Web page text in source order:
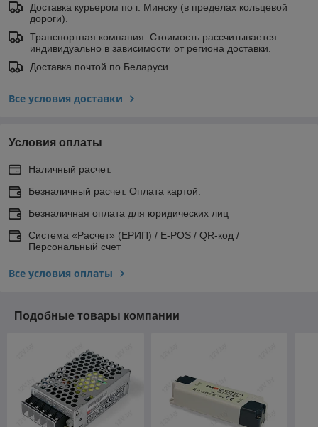
Доставка курьером по г. Минску (в пределах кольцевой
дороги).
Транспортная компания. Стоимость рассчитывается
индивидуально в зависимости от региона доставки.
Доставка почтой по Беларуси
Все условия доставки
Условия оплаты
Наличный расчет.
Безналичный расчет. Оплата картой.
Безналичная оплата для юридических лиц
Система «Расчет» (ЕРИП) / E-POS / QR-код /
Персональный счет
Все условия оплаты
Подобные товары компании